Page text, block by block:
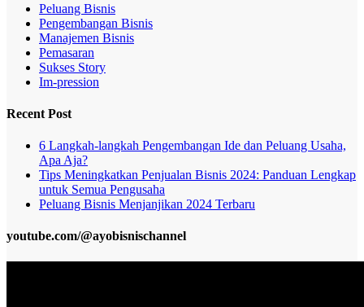
Peluang Bisnis
Pengembangan Bisnis
Manajemen Bisnis
Pemasaran
Sukses Story
Im-pression
Recent Post
6 Langkah-langkah Pengembangan Ide dan Peluang Usaha,
Apa Aja?
Tips Meningkatkan Penjualan Bisnis 2024: Panduan Lengkap
untuk Semua Pengusaha
Peluang Bisnis Menjanjikan 2024 Terbaru
youtube.com/@ayobisnischannel